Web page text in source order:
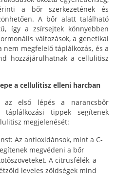
a bőr szerkezetének és
A bőr alatt található
így a zsírsejtek könnyebben
változások, a genetikai
nem megfelelő táplálkozás, és a
hozzájárulhatnak a cellulitisz
a cellulitisz elleni harcban
az első lépés a narancsbőr
táplálkozási tippek segítenek
megjelenését:
Az antioxidánsok, mint a C-
megvédeni a bőr
A citrusfélék, a
leveles zöldségek mind